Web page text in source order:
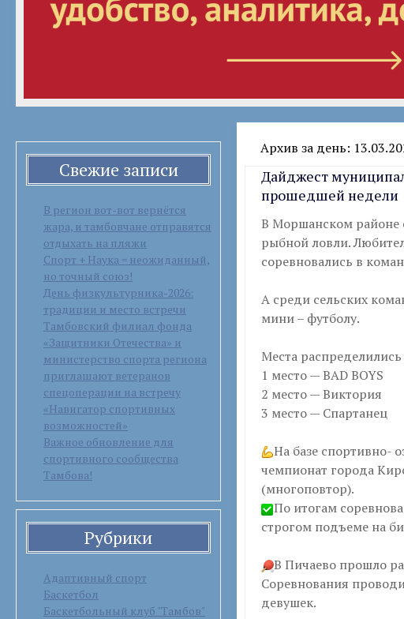
Свежие записи
В регион вот-вот вернётся
жара, и тамбовчане отправятся
отдыхать на пляжи
Спорт + Наука = неожиданный,
но точный союз!
День физкультурника-2026:
традиции и место встречи
Тамбовский филиал фонда
«Защитники Отечества» и
министерство спорта региона
приглашают ветеранов
спецоперации на встречу
«Навигатор спортивных
возможностей»
Важное обновление для
спортивного сообщества
Тамбова!
Рубрики
Адаптивный спорт
Баскетбол
Баскетбольный клуб "Тамбов"
Архив за день:
Дайджест
прошедшей недели
В Моршанском районе
рыбной ловли.
соревновались в
А среди сельских
мини – футболу.
Места
1 место — BAD BOYS
2 место — Виктория
3 место — Спартанец
На базе спортивно-
чемпионат города
(многоповтор).
По итогам
строгом подъеме на
В Пичаево прошло
Соревнования
девушек.